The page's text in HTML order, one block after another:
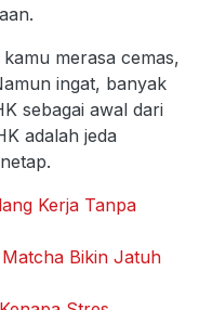
merasa cemas,
ingat, banyak
sebagai awal dari
adalah jeda
Kerja Tanpa
Bikin Jatuh